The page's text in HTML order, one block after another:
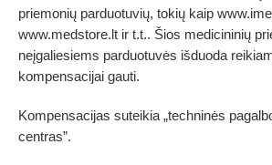
priemonių parduotuvių, tokių kaip
www.medstore.lt ir t.t.. Šios medicininių
neįgaliesiems parduotuvės išduoda
kompensacijai gauti.
Kompensacijas suteikia „techninės
centras”.